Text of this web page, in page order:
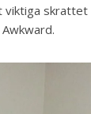
skrattet